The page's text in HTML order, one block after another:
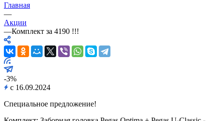
Главная
—
Акции
—Комплект за 4190 !!!
-3%
с 16.09.2024
Специальное предложение!